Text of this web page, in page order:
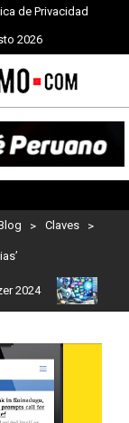
de Privacidad
2026
> Claves >